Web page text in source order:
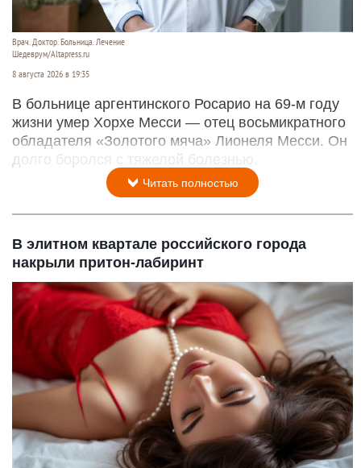
Врач. Доктор. Больница. Лечение
Шедеврум/Altapress.ru
8 августа 2026 в 19:35
В больнице аргентинского Росарио на 69-м году
жизни умер Хорхе Месси — отец восьмикратного
обладателя «Золотого мяча» Лионеля Месси. Он
долго боролся с тяжелой болезнью.
Читать полностью
В элитном квартале российского города
накрыли притон-лабиринт